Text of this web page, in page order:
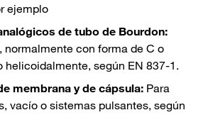
ejemplo
de tubo de Bourdon:
normalmente con forma de C o
helicoidalmente, según EN 837-1.
membrana y de cápsula: Para
vacío o sistemas pulsantes, según